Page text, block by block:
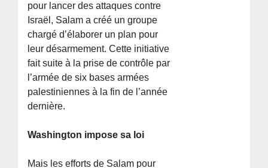
pour lancer des attaques contre
Israël, Salam a créé un groupe
chargé d’élaborer un plan pour
leur désarmement. Cette initiative
fait suite à la prise de contrôle par
l’armée de six bases armées
palestiniennes à la fin de l’année
dernière.
Washington impose sa loi
Mais les efforts de Salam pour